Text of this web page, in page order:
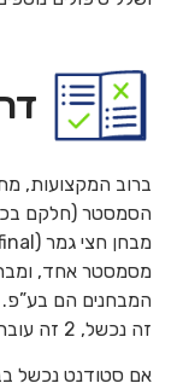
ברוב המקצועות,
הסמסטר (חלקם
זה נכשל, 2 זה עובר, ו- 5 מצטיין.
אם סטודנט נכשל